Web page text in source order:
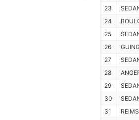
23
24
25
26
27
28
29
30
31
REIMS